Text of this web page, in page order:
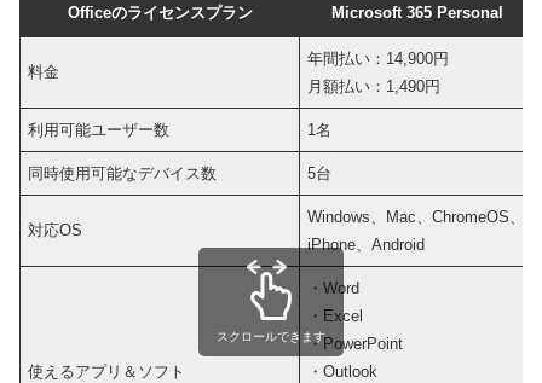
Officeのライセンスプラン Microsoft 365 Personal
料金
年間払い：14,900円
月額払い：1,490円
利用可能ユーザー数 1名
同時使用可能なデバイス数 5台
対応OS
Windows、Mac、ChromeOS、
iPhone、Android
使えるアプリ＆ソフト
・Word
・Excel
・PowerPoint
・Outlook
スクロールできます